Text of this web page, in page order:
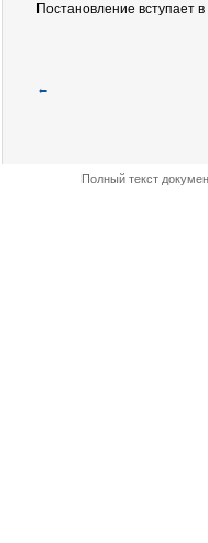
Постановление вступает
←
Полный текст